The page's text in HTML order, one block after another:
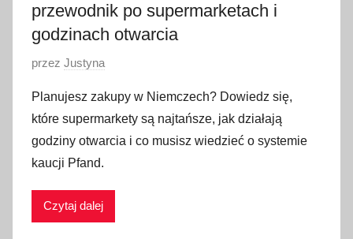
przewodnik po supermarketach i
godzinach otwarcia
O
u
b
l
i
w
przez Justyna
Planujesz zakupy w Niemczech? Dowiedz się,
które supermarkety są najtańsze, jak działają
godziny otwarcia i co musisz wiedzieć o systemie
kaucji Pfand.
Czytaj dalej